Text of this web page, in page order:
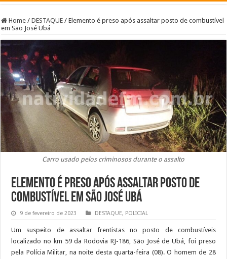
Home / DESTAQUE / Elemento é preso após assaltar posto de combustível
em São José Ubá
Carro usado pelos criminosos durante o assalto
Elemento é preso após assaltar posto de
combustível em São José Ubá
9 de fevereiro de 2023 DESTAQUE, POLICIAL
Um suspeito de assaltar frentistas no posto de combustíveis
localizado no km 59 da Rodovia RJ-186, São José de Ubá, foi preso
pela Polícia Militar, na noite desta quarta-feira (08). O homem de 28